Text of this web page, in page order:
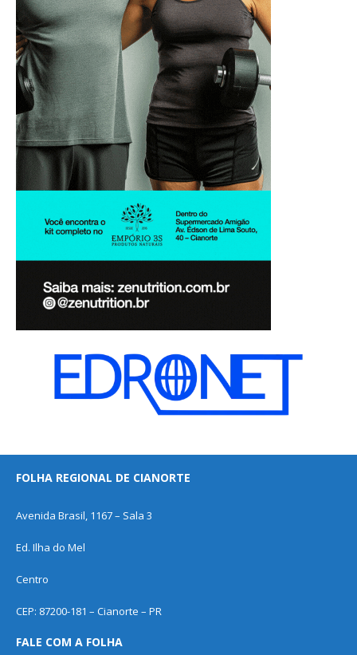
FOLHA REGIONAL DE CIANORTE
Avenida Brasil, 1167 – Sala 3
Ed. Ilha do Mel
Centro
CEP: 87200-181 – Cianorte – PR
FALE COM A FOLHA